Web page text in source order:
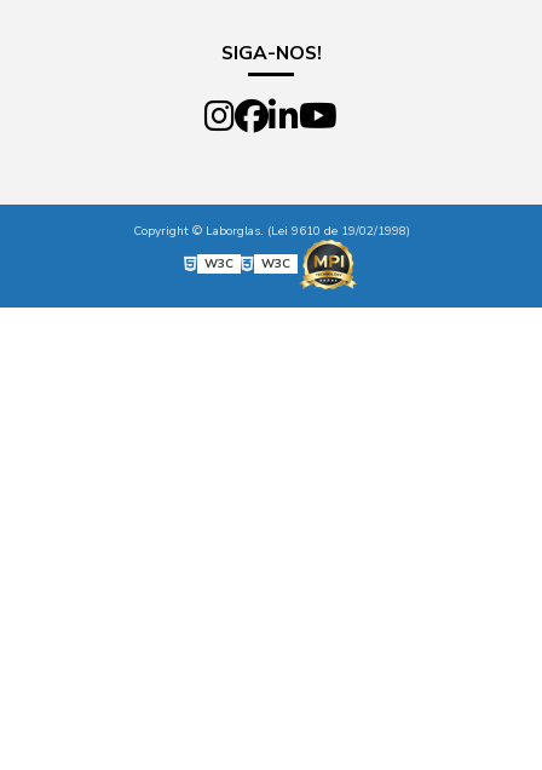
SIGA-NOS!
Copyright © Laborglas. (Lei 9610 de 19/02/1998)
W3C
W3C